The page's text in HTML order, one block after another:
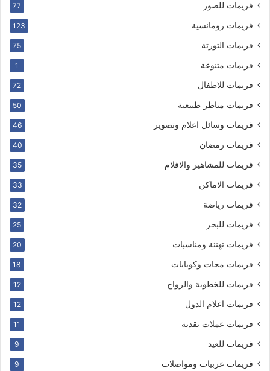
فريمات للصور 77
فريمات رومانسية 123
فريمات التورتة 75
فريمات متنوعة 1
فريمات للاطفال 72
فريمات مناظر طبيعية 50
فريمات وسائل اعلام وتصوير 46
فريمات رمضان 40
فريمات للمشاهير والافلام 35
فريمات الاماكن 33
فريمات رياضة 32
فريمات للبحر 25
فريمات تهنئة ومناسبات 20
فريمات مجات وكوبايات 18
فريمات للخطوبة والزواج 12
فريمات اعلام الدول 12
فريمات عملات نقدية 11
فريمات للعيد 9
فريمات عربيات ومواصلات 9